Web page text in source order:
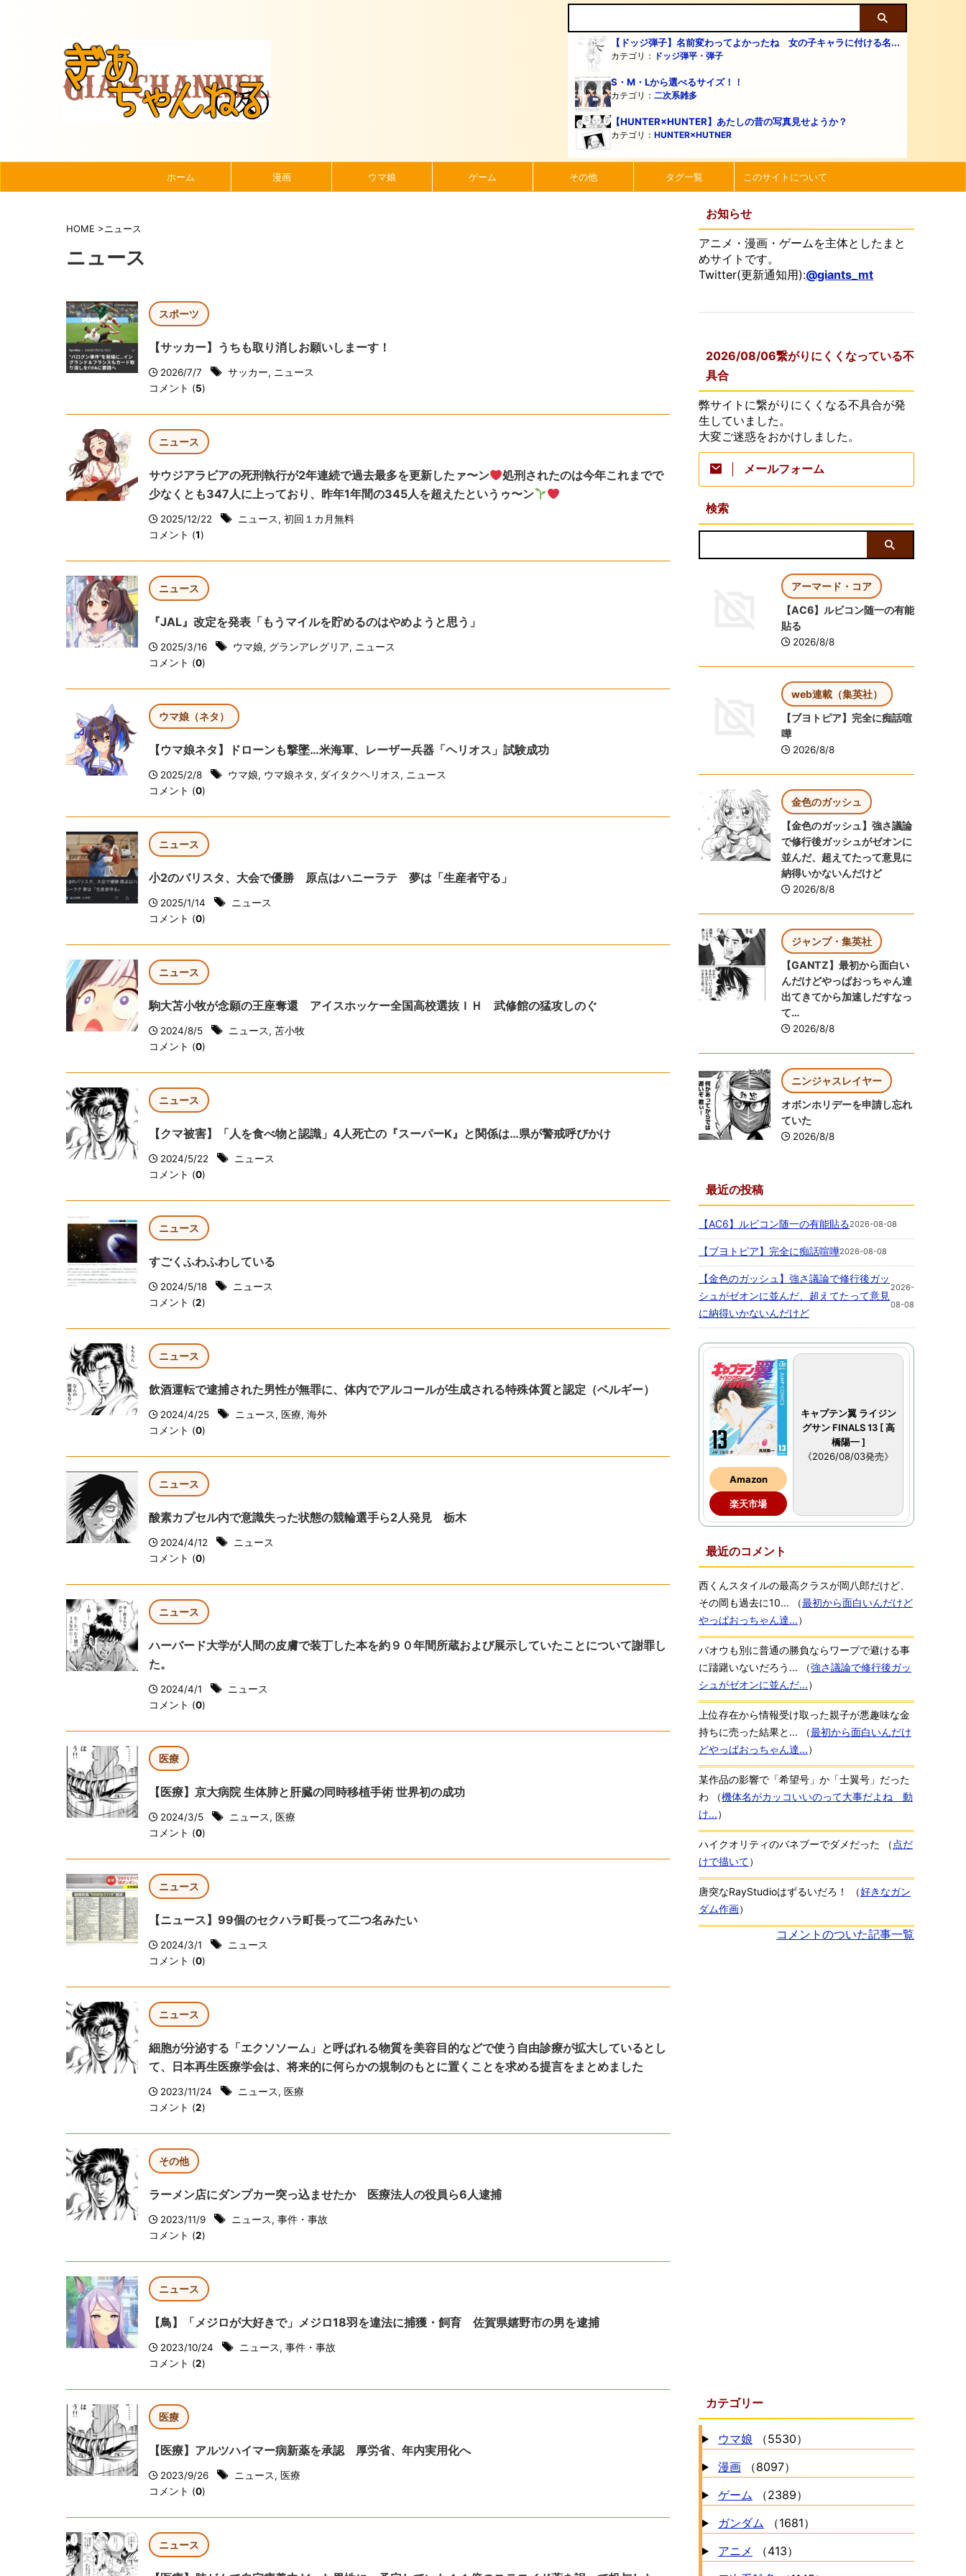
【ドッジ弾子】名前変わってよかったね 女の子キャラに付ける名...
カテゴリ： ドッジ弾平・弾子
S・M・Lから選べるサイズ！！
カテゴリ： 二次系雑多
【HUNTER×HUNTER】あたしの昔の写真見せようか？
カテゴリ： HUNTER×HUTNER
ホーム 漫画 ウマ娘 ゲーム その他 タグ一覧 このサイトについて
HOME >ニュース
ニュース
スポーツ
【サッカー】うちも取り消しお願いしまーす！
2026/7/7 サッカー, ニュース
コメント (5)
ニュース
サウジアラビアの死刑執行が2年連続で過去最多を更新したァ〜ン
処刑されたのは今年これまでで
少なくとも347人に上っており、昨年1年間の345人を超えたというゥ〜ン
2025/12/22 ニュース, 初回１カ月無料
コメント (1)
ニュース
『JAL』改定を発表「もうマイルを貯めるのはやめようと思う」
2025/3/16 ウマ娘, グランアレグリア, ニュース
コメント (0)
ウマ娘（ネタ）
【ウマ娘ネタ】ドローンも撃墜…米海軍、レーザー兵器「ヘリオス」試験成功
2025/2/8 ウマ娘, ウマ娘ネタ, ダイタクヘリオス, ニュース
コメント (0)
ニュース
小2のバリスタ、大会で優勝 原点はハニーラテ 夢は「生産者守る」
2025/1/14
ニュース
コメント (0)
ニュース
駒大苫小牧が念願の王座奪還 アイスホッケー全国高校選抜ＩＨ 武修館の猛攻しのぐ
2024/8/5 ニュース, 苫小牧
コメント (0)
ニュース
【クマ被害】「人を食べ物と認識」4人死亡の『スーパーK』と関係は…県が警戒呼びかけ
2024/5/22
ニュース
コメント (0)
ニュース
すごくふわふわしている
2024/5/18
ニュース
コメント (2)
ニュース
飲酒運転で逮捕された男性が無罪に、体内でアルコールが生成される特殊体質と認定（ベルギー）
2024/4/25 ニュース, 医療, 海外
コメント (0)
ニュース
酸素カプセル内で意識失った状態の競輪選手ら2人発見 栃木
2024/4/12
ニュース
コメント (0)
ニュース
ハーバード大学が人間の皮膚で装丁した本を約９０年間所蔵および展示していたことについて謝罪し
た。
2024/4/1
ニュース
コメント (0)
医療
【医療】京大病院 生体肺と肝臓の同時移植手術 世界初の成功
2024/3/5 ニュース, 医療
コメント (0)
ニュース
【ニュース】99個のセクハラ町長って二つ名みたい
2024/3/1
ニュース
コメント (0)
ニュース
細胞が分泌する「エクソソーム」と呼ばれる物質を美容目的などで使う自由診療が拡大しているとし
て、日本再生医療学会は、将来的に何らかの規制のもとに置くことを求める提言をまとめました
2023/11/24 ニュース, 医療
コメント (2)
その他
ラーメン店にダンプカー突っ込ませたか 医療法人の役員ら6人逮捕
2023/11/9 ニュース, 事件・事故
コメント (2)
ニュース
【鳥】「メジロが大好きで」メジロ18羽を違法に捕獲・飼育 佐賀県嬉野市の男を逮捕
2023/10/24 ニュース, 事件・事故
コメント (2)
医療
【医療】アルツハイマー病新薬を承認 厚労省、年内実用化へ
2023/9/26 ニュース, 医療
コメント (0)
ニュース
お知らせ
アニメ・漫画・ゲームを主体としたまと
めサイトです。
Twitter(更新通知用):@giants_mt
2026/08/06繋がりにくくなっている不
具合
弊サイトに繋がりにくくなる不具合が発
生していました。
大変ご迷惑をおかけしました。
メールフォーム
検索
アーマード・コア
【AC6】ルビコン随一の有能
貼る
2026/8/8
web連載（集英社）
【ブヨトピア】完全に痴話喧
嘩
2026/8/8
金色のガッシュ
【金色のガッシュ】強さ議論
で修行後ガッシュがゼオンに
並んだ、超えてたって意見に
納得いかないんだけど
2026/8/8
ジャンプ・集英社
【GANTZ】最初から面白い
んだけどやっぱおっちゃん達
出てきてから加速しだすなっ
て…
2026/8/8
ニンジャスレイヤー
オボンホリデーを申請し忘れ
ていた
2026/8/8
最近の投稿
【AC6】ルビコン随一の有能貼る2026-08-08
【ブヨトピア】完全に痴話喧嘩2026-08-08
【金色のガッシュ】強さ議論で修行後ガッ
シュがゼオンに並んだ、超えてたって意見
に納得いかないんだけど
2026-
08-08
Amazon
楽天市場
キャプテン翼 ライジン
グサン FINALS 13 [ 高
橋陽一 ]
《2026/08/03発売》
最近のコメント
西くんスタイルの最高クラスが岡八郎だけど、
その岡も過去に10...
（最初から面白いんだけど
やっぱおっちゃん達...）
バオウも別に普通の勝負ならワープで避ける事
に躊躇いないだろう...
（強さ議論で修行後ガッ
シュがゼオンに並んだ...）
上位存在から情報受け取った親子が悪趣味な金
持ちに売った結果と...
（最初から面白いんだけ
どやっぱおっちゃん達...）
某作品の影響で「希望号」か「士翼号」だった
わ
（機体名がカッコいいのって大事だよね 動
け...）
ハイクオリティのバネブーでダメだった （ 点だ
けで描いて）
唐突なRayStudioはずるいだろ！ （好きなガン
ダム作画）
コメントのついた記事一覧
カテゴリー
ウマ娘
（5530）
漫画
（8097）
ゲーム
（2389）
ガンダム
（1681）
アニメ
（413）